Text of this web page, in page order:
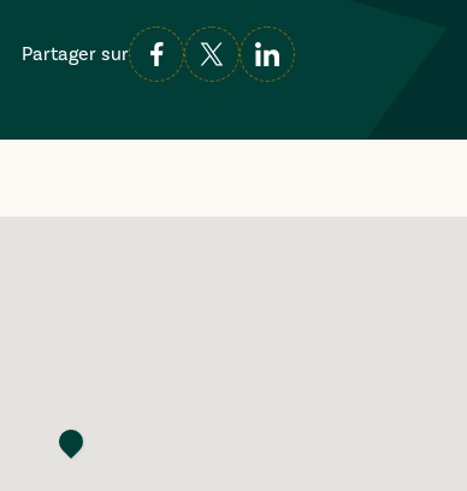
Partager sur